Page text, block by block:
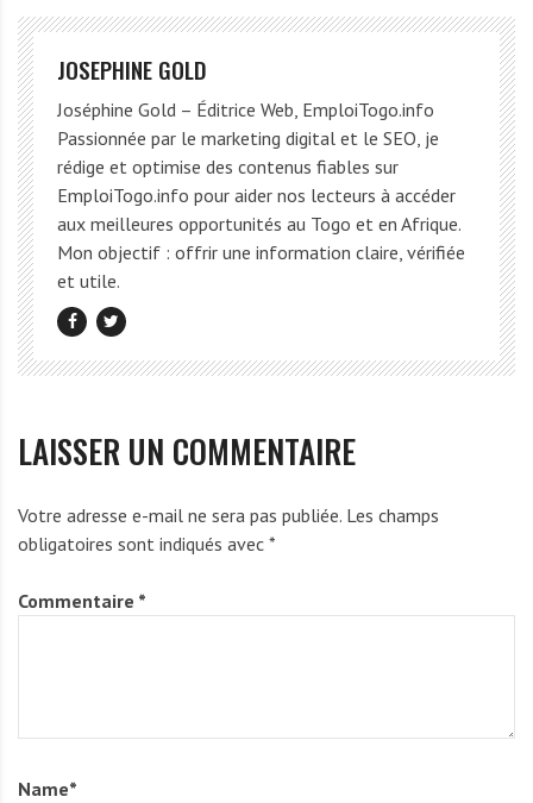
JOSEPHINE GOLD
Joséphine Gold – Éditrice Web, EmploiTogo.info
Passionnée par le marketing digital et le SEO, je
rédige et optimise des contenus fiables sur
EmploiTogo.info pour aider nos lecteurs à accéder
aux meilleures opportunités au Togo et en Afrique.
Mon objectif : offrir une information claire, vérifiée
et utile.
LAISSER UN COMMENTAIRE
Votre adresse e-mail ne sera pas publiée. Les champs
obligatoires sont indiqués avec *
Commentaire *
Name*